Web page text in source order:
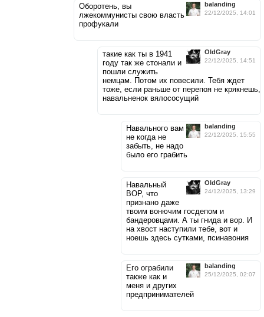
balanding
22/12/2025, 14:01
Оборотень, вы
лжекоммунисты свою власть
профукали
OldGray
22/12/2025, 14:51
такие как ты в 1941
году так же стонали и
пошли служить
немцам. Потом их повесили. Тебя ждет
тоже, если раньше от перепоя не крякнешь,
навальненок вялососущий
balanding
22/12/2025, 15:55
Навального вам
не когда не
забыть, не надо
было его грабить
OldGray
24/12/2025, 13:29
Навальный
ВОР, что
признано даже
твоим вонючим госдепом и
бандеровцами. А ты гнидa и вор. И
на хвост наступили тебе, вот и
ноешь здесь сутками, псинавония
balanding
25/12/2025, 02:07
Его ограбили
также как и
меня и других
предпринимателей